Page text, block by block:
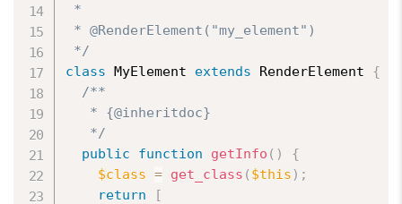
*
* @RenderElement("my_element")
*/
class MyElement extends RenderElement
{
/**
   * {@inheritdoc}
   */
public
function getInfo ( )
{
$class = get_class ( $this ) ;
return
[